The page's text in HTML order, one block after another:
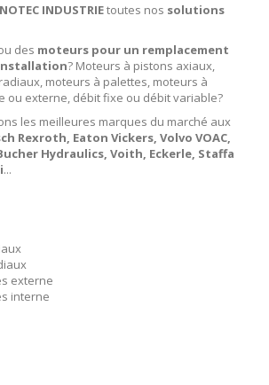
INDUSTRIEtoutes nos solutions
des moteurs pour un remplacement
? Moteurs à pistons axiaux,
moteurs à palettes, moteurs à
ou externe, débit fixe ou débit variable?
les meilleures marques du marché aux
Rexroth, Eaton Vickers, Volvo VOAC,
Hydraulics, Voith, Eckerle, Staffa
...
externe
interne